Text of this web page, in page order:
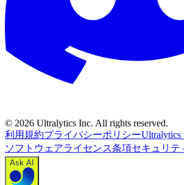
© 2026 Ultralytics Inc. All rights reserved.
利用規約プライバシーポリシー
ソフトウェアライセンス条項セキュリテ
Ask AI